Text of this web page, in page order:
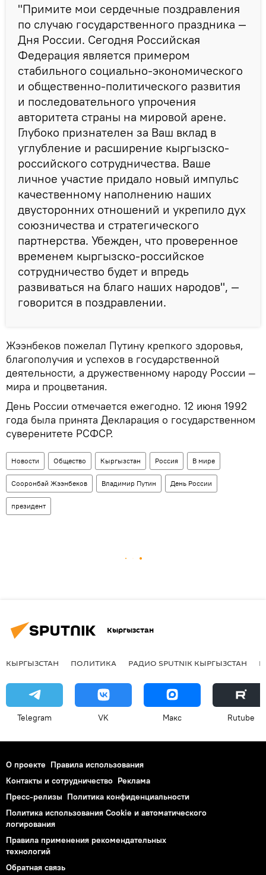
"Примите мои сердечные поздравления
по случаю государственного праздника —
Дня России. Сегодня Российская
Федерация является примером
стабильного социально-экономического
и общественно-политического развития
и последовательного упрочения
авторитета страны на мировой арене.
Глубоко признателен за Ваш вклад в
углубление и расширение кыргызско-
российского сотрудничества. Ваше
личное участие придало новый импульс
качественному наполнению наших
двусторонних отношений и укрепило дух
союзничества и стратегического
партнерства. Убежден, что проверенное
временем кыргызско-российское
сотрудничество будет и впредь
развиваться на благо наших народов", —
говорится в поздравлении.
Жээнбеков пожелал Путину крепкого здоровья,
благополучия и успехов в государственной
деятельности, а дружественному народу России —
мира и процветания.
День России отмечается ежегодно. 12 июня 1992
года была принята Декларация о государственном
суверенитете РСФСР.
Новости Общество Кыргызстан Россия В мире
Сооронбай Жээнбеков Владимир Путин День России
президент
Кыргызстан
КЫРГЫЗСТАН ПОЛИТИКА РАДИО SPUTNIK КЫРГЫЗСТАН
Telegram VK Макс Rutube
О проекте Правила использования
Контакты и сотрудничество Реклама
Пресс-релизы Политика конфиденциальности
Политика использования Cookie и автоматического
логирования
Правила применения рекомендательных
технологий
Обратная связь